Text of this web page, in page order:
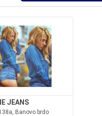
JEANS
Banovo brdo